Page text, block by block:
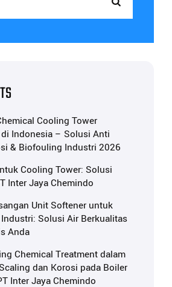
Cooling Tower
Indonesia – Solusi Anti
& Biofouling Industri 2026
Cooling Tower: Solusi
Inter Jaya Chemindo
Unit Softener untuk
Solusi Air Berkualitas
Anda
Chemical Treatment dalam
dan Korosi pada Boiler
Inter Jaya Chemindo